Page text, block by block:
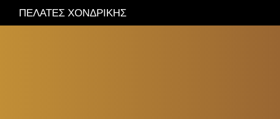
ΠΕΛΑΤΕΣ ΧΟΝΔΡΙΚΗΣ